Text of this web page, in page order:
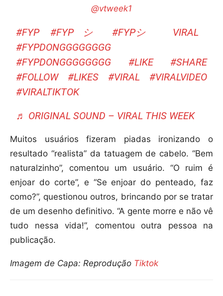
@vtweek1
#FYP #FYPシ
#FYPシ゚VIRAL
#FYPDONGGGGGGGG
#FYPDONGGGGGGGG
#LIKE
#SHARE
#FOLLOW
#LIKES #VIRAL
#VIRALVIDEO
#VIRALTIKTOK
♬ ORIGINAL SOUND – VIRAL THIS WEEK
Muitos usuários fizeram piadas ironizando o
resultado “realista” da tatuagem de cabelo. “Bem
naturalzinho”, comentou um usuário. “O ruim é
enjoar do corte”, e “Se enjoar do penteado, faz
como?”, questionou outros, brincando por se tratar
de um desenho definitivo. “A gente morre e não vê
tudo nessa vida!”, comentou outra pessoa na
publicação.
Imagem de Capa: Reprodução Tiktok